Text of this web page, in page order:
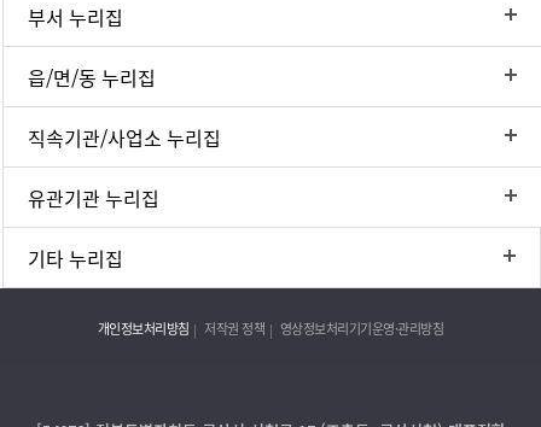
부서 누리집
읍/면/동 누리집
직속기관/사업소 누리집
유관기관 누리집
기타 누리집
개인정보처리방침 저작권 정책 영상정보처리기기운영·관리방침